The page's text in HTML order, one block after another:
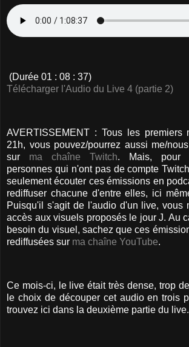
(Durée 01 : 08 : 37)
Télécharger l'Audio du Live 4 (partie 2)
AVERTISSEMENT : Tous les premiers
21h, vous pouvez/pourrez aussi me/
sur ma chaîne Twitch. Mais, pour
personnes qui n'ont pas de compte
seulement écouter ces émissions en
rediffuser chacune d'entre elles, ici
Puisqu'il s'agit de l'audio d'un live, vous
accès aux visuels proposés le jour J. Au
besoin du visuel, sachez que ces
rediffusées sur ma chaîne YouTube.
Ce mois-ci, le live était très dense, trop
le choix de découper cet audio en trois
trouvez ici dans la deuxième partie du live.